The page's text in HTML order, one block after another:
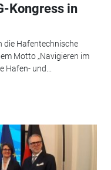
Kongress in
die Hafentechnische
Motto „Navigieren im
Hafen- und...